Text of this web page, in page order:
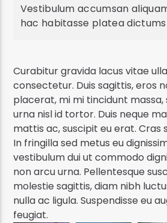
Vestibulum accumsan
hac habitasse platea
Curabitur gravida lacus vitae
consectetur. Duis sagittis, eros
placerat, mi mi tincidunt
urna nisl id tortor. Duis neque
mattis ac, suscipit eu erat. Cras
In fringilla sed metus eu
vestibulum dui ut commodo
non arcu urna. Pellentesque
molestie sagittis, diam nibh
nulla ac ligula. Suspendisse eu
feugiat.